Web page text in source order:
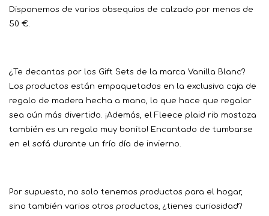
Disponemos de varios obsequios de calzado por menos de
50 €.
¿Te decantas por los Gift Sets de la marca Vanilla Blanc?
Los productos están empaquetados en la exclusiva caja de
regalo de madera hecha a mano, lo que hace que regalar
sea aún más divertido. ¡Además, el Fleece plaid rib mostaza
también es un regalo muy bonito! Encantado de tumbarse
en el sofá durante un frío día de invierno.
Por supuesto, no solo tenemos productos para el hogar,
sino también varios otros productos, ¿tienes curiosidad?